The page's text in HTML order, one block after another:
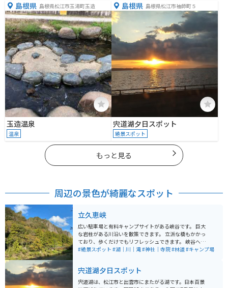
島根県 島根県松江市玉湯町玉造
玉造温泉
温泉
島根県 島根県松江市袖師町５
宍道湖夕日スポット
絶景スポット
もっと見る
周辺の景色が綺麗なスポット
立久恵峡
広い駐車場と有料キャンプサイトがある峡谷です。 巨大
な岩柱がある川沿いを散策できます。 立派な橋もかかっ
ており、歩くだけでもリフレッシュできます。 峡谷へ向
かう途中に無人の小さい神社がありました。 近くには小
#絶景スポット #湖｜川｜滝#神社｜寺院#林道#キャンプ場
宍道湖夕日スポット
宍道湖は、松江市と出雲市にまたがる湖です。日本百景